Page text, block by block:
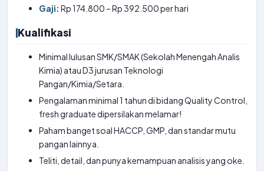
Gaji: Rp 174.800 – Rp 392.500 per hari
Kualifikasi
Minimal lulusan SMK/SMAK (Sekolah Menengah Analis
Kimia) atau D3 jurusan Teknologi
Pangan/Kimia/Setara.
Pengalaman minimal 1 tahun di bidang Quality Control,
fresh graduate dipersilakan melamar!
Paham banget soal HACCP, GMP, dan standar mutu
pangan lainnya.
Teliti, detail, dan punya kemampuan analisis yang oke.